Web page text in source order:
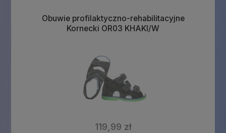
Obuwie profilaktyczno-rehabilitacyjne
Kornecki OR03 KHAKI/W
119,99 zł